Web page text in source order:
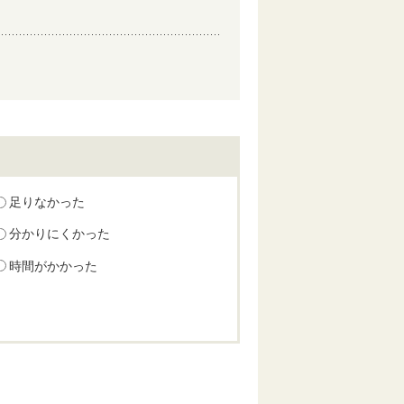
足りなかった
分かりにくかった
時間がかかった